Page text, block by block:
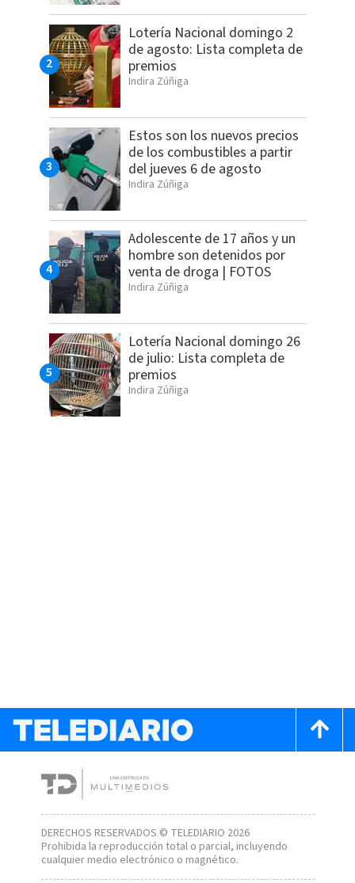
Lotería Nacional domingo 2
de agosto: Lista completa de
premios
Indira Zúñiga
Estos son los nuevos precios
de los combustibles a partir
del jueves 6 de agosto
Indira Zúñiga
Adolescente de 17 años y un
hombre son detenidos por
venta de droga | FOTOS
Indira Zúñiga
Lotería Nacional domingo 26
de julio: Lista completa de
premios
Indira Zúñiga
DERECHOS RESERVADOS © TELEDIARIO 2026
Prohibida la reproducción total o parcial, incluyendo
cualquier medio electrónico o magnético.